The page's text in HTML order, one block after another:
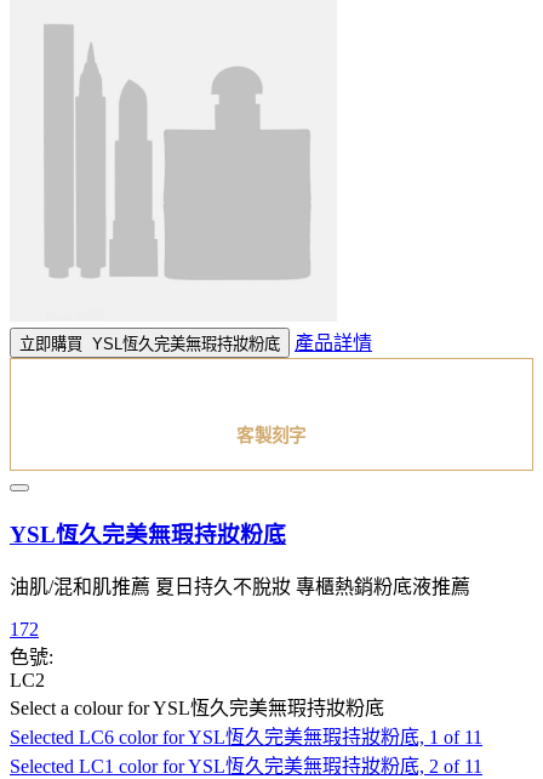
立即購買 YSL恆久完美無瑕持妝粉底 產品詳情
客製刻字
YSL恆久完美無瑕持妝粉底
油肌/混和肌推薦 夏日持久不脫妝 專櫃熱銷粉底液推薦
172
色號:
LC2
Select a colourfor YSL恆久完美無瑕持妝粉底
Selected LC6 color for YSL恆久完美無瑕持妝粉底, 1 of 11
Selected LC1 color for YSL恆久完美無瑕持妝粉底, 2 of 11